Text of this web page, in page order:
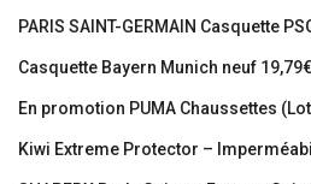
PARIS SAINT-GERMAIN Casquette
Casquette Bayern Munich neuf 19,79€
En promotion PUMA Chaussettes
Kiwi Extreme Protector –